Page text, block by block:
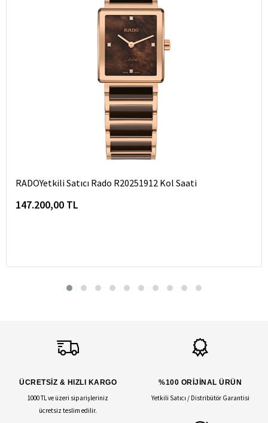
RADOYetkili Satıcı Rado R20251912 Kol Saati
147.200,00 TL
ÜCRETSİZ & HIZLI KARGO
1000 TL ve üzeri siparişleriniz
ücretsiz teslim edilir.
%100 ORİJİNAL ÜRÜN
Yetkili Satıcı / Distribütör Garantisi